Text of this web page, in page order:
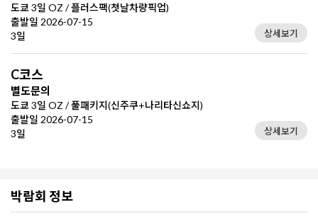
도쿄 3일 OZ / 플러스팩(첫날차량픽업)
출발일 2026-07-15
3일
상세보기
C코스
별도문의
도쿄 3일 OZ / 풀패키지(신주쿠+나리타신쇼지)
출발일 2026-07-15
3일
상세보기
박람회 정보